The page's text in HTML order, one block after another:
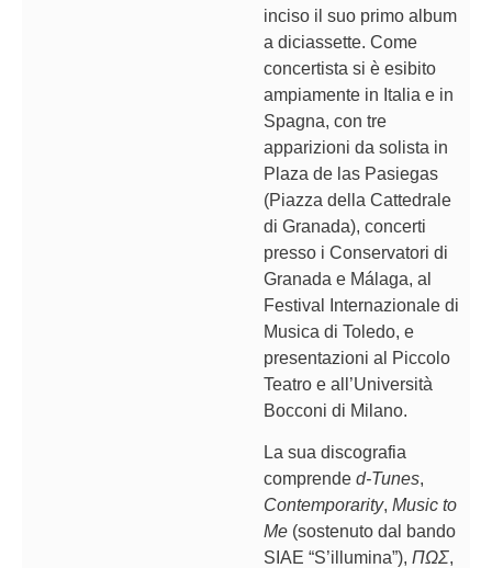
inciso il suo primo album
a diciassette. Come
concertista si è esibito
ampiamente in Italia e in
Spagna, con tre
apparizioni da solista in
Plaza de las Pasiegas
(Piazza della Cattedrale
di Granada), concerti
presso i Conservatori di
Granada e Málaga, al
Festival Internazionale di
Musica di Toledo, e
presentazioni al Piccolo
Teatro e all’Università
Bocconi di Milano.
La sua discografia
comprended-Tunes,
Contemporarity,Music to
Me (sostenuto dal bando
SIAE “S’illumina”),ΠΩΣ,